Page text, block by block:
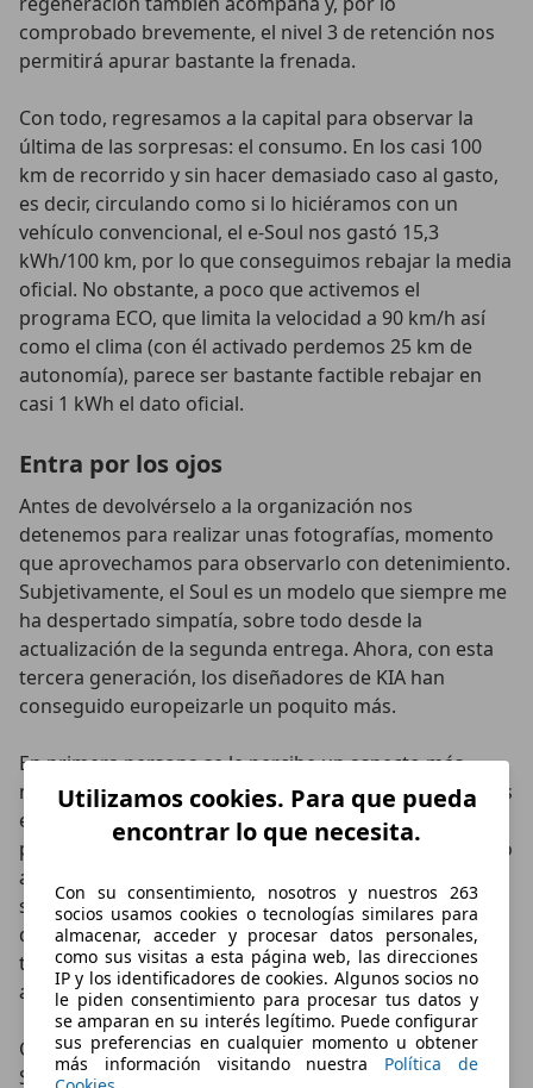
Utilizamos cookies. Para que pueda
encontrar lo que necesita.
Con su consentimiento, nosotros y nuestros 263
socios usamos cookies o tecnologías similares para
almacenar, acceder y procesar datos personales,
como sus visitas a esta página web, las direcciones
IP y los identificadores de cookies. Algunos socios no
le piden consentimiento para procesar tus datos y
se amparan en su interés legítimo. Puede configurar
sus preferencias en cualquier momento u obtener
más información visitando nuestra Política de
comprobado brevemente, el nivel 3 de retención nos
permitirá apurar bastante la frenada.
Con todo, regresamos a la capital para observar la
última de las sorpresas: el consumo. En los casi 100
km de recorrido y sin hacer demasiado caso al gasto,
es decir, circulando como si lo hiciéramos con un
vehículo convencional, el e-Soul nos gastó 15,3
kWh/100 km, por lo que conseguimos rebajar la media
oficial. No obstante, a poco que activemos el
programa ECO, que limita la velocidad a 90 km/h así
como el clima (con él activado perdemos 25 km de
autonomía), parece ser bastante factible rebajar en
casi 1 kWh el dato oficial.
Entra por los ojos
Antes de devolvérselo a la organización nos
detenemos para realizar unas fotografías, momento
que aprovechamos para observarlo con detenimiento.
Subjetivamente, el Soul es un modelo que siempre me
ha despertado simpatía, sobre todo desde la
actualización de la segunda entrega. Ahora, con esta
tercera generación, los diseñadores de KIA han
conseguido europeizarle un poquito más.
En primera persona se le percibe un aspecto más
musculoso y robusto, con un frontal ancho, unas luces
estilizadas (Full LED de serie) y unos pasos de rueda
prominentes. Las llantas de 17 pulgadas con un diseño
aerodinámico o el techo bicolor que da sensación de
ser flotante le confieren cierta deportividad; mientras
que la zaga, con unos paragolpes robustos y, sobre
todo, unos grupos ópticos en forma de ‘u’ invertida,
aumentan la vistosidad.
Como opción, el e-Soul está disponible con un pack
SUV que afianza su carácter campero gracias a los